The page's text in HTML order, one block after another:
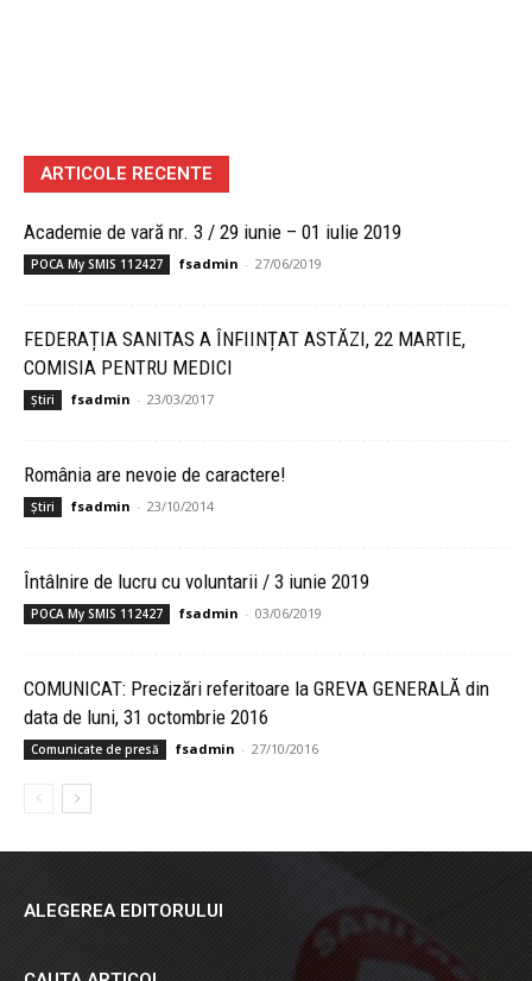
ARTICOLE RECENTE
Academie de vară nr. 3 / 29 iunie – 01 iulie 2019
POCA My SMIS 112427 fsadmin - 27/06/2019
FEDERAȚIA SANITAS A ÎNFIINȚAT ASTĂZI, 22 MARTIE,
COMISIA PENTRU MEDICI
Știri fsadmin - 23/03/2017
România are nevoie de caractere!
Știri fsadmin - 23/10/2014
Întâlnire de lucru cu voluntarii / 3 iunie 2019
POCA My SMIS 112427 fsadmin - 03/06/2019
COMUNICAT: Precizări referitoare la GREVA GENERALĂ din
data de luni, 31 octombrie 2016
Comunicate de presă fsadmin - 27/10/2016
ALEGEREA EDITORULUI